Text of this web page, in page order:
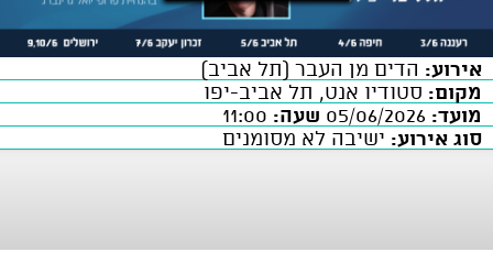
אירוע: הדים מן העבר (תל אביב)
מקום: סטודיו אנט, תל אביב-יפו
מועד:
שעה:
סוג אירוע: ישיבה לא מסומנים